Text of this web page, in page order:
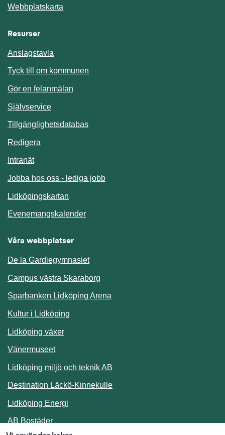
Webbplatskarta
Resurser
Anslagstavla
Tyck till om kommunen
Gör en felanmälan
SjälvserviceLänk till annan webbplats.
TillgänglighetsdatabasLänk till annan webbplats.
Redigera
IntranätLänk till annan webbplats.
Jobba hos oss - lediga jobb
Lidköpingskartan
EvenemangskalenderLänk till annan webbplats.
Våra webbplatser
De la Gardiegymnasiet
Campus västra Skaraborg
Sparbanken Lidköping Arena
Kultur i Lidköping
Lidköping växer
Vänermuseet
Lidköping miljö och teknik AB
Destination Läckö-KinnekulleLänk till annan webbplats.
Lidköping Energi
AB BostäderLänk till annan webbplats.